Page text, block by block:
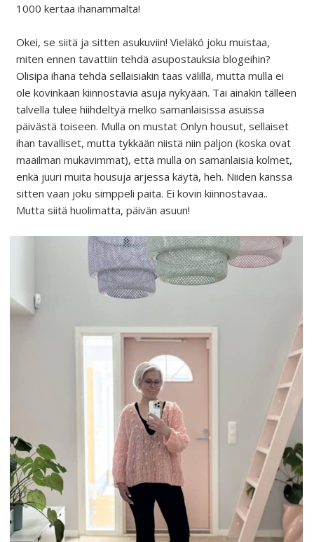
1000 kertaa ihanammalta!
Okei, se siitä ja sitten asukuviin! Vieläkö joku muistaa,
miten ennen tavattiin tehdä asupostauksia blogeihin?
Olisipa ihana tehdä sellaisiakin taas välillä, mutta mulla ei
ole kovinkaan kiinnostavia asuja nykyään. Tai ainakin tälleen
talvella tulee hiihdeltyä melko samanlaisissa asuissa
päivästä toiseen. Mulla on mustat Onlyn housut, sellaiset
ihan tavalliset, mutta tykkään niistä niin paljon (koska ovat
maailman mukavimmat), että mulla on samanlaisia kolmet,
enkä juuri muita housuja arjessa käytä, heh. Niiden kanssa
sitten vaan joku simppeli paita. Ei kovin kiinnostavaa..
Mutta siitä huolimatta, päivän asuun!